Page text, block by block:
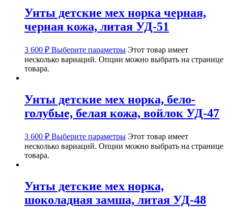
Унты детские мех норка черная,
черная кожа, литая УД-51
3 600 ₽ Выберите параметры Этот товар имеет
несколько вариаций. Опции можно выбрать на странице
товара.
Унты детские мех норка, бело-
голубые, белая кожа, войлок УД-47
3 600 ₽ Выберите параметры Этот товар имеет
несколько вариаций. Опции можно выбрать на странице
товара.
Унты детские мех норка,
шоколадная замша, литая УД-48